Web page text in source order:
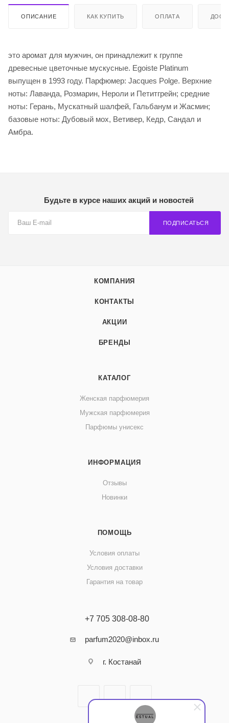
ОПИСАНИЕ КАК КУПИТЬ ОПЛАТА
это аромат для мужчин, он принадлежит к группе
древесные цветочные мускусные. Egoiste Platinum
выпущен в 1993 году. Парфюмер: Jacques Polge. Верхние
ноты: Лаванда, Розмарин, Нероли и Петитгрейн; средние
ноты: Герань, Мускатный шалфей, Гальбанум и Жасмин;
базовые ноты: Дубовый мох, Ветивер, Кедр, Сандал и
Амбра.
Будьте в курсе наших акций и новостей
ПОДПИСАТЬСЯ
КОМПАНИЯ
КОНТАКТЫ
АКЦИИ
БРЕНДЫ
КАТАЛОГ
Женская парфюмерия
Мужская парфюмерия
Парфюмы унисекс
ИНФОРМАЦИЯ
Отзывы
Новинки
ПОМОЩЬ
Условия оплаты
Условия доставки
Гарантия на товар
+7 705 308-08-80
parfum2020@inbox.ru
г. Костанай